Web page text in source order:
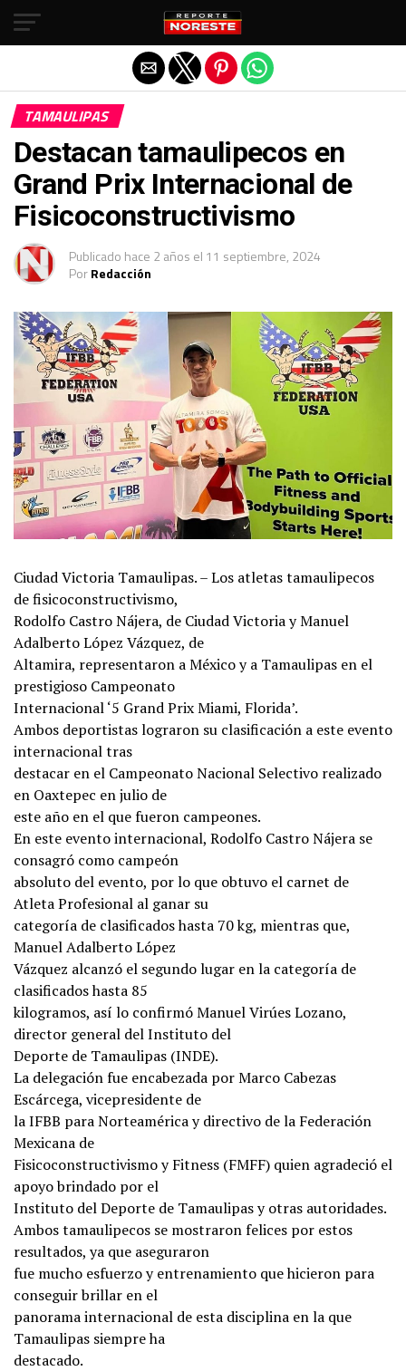
TAMAULIPAS
Destacan tamaulipecos en
Grand Prix Internacional de
Fisicoconstructivismo
Publicado hace 2 años el 11 septiembre, 2024
PorRedacción
Ciudad Victoria Tamaulipas. – Los atletas tamaulipecos
de fisicoconstructivismo,
Rodolfo Castro Nájera, de Ciudad Victoria y Manuel
Adalberto López Vázquez, de
Altamira, representaron a México y a Tamaulipas en el
prestigioso Campeonato
Internacional ‘5 Grand Prix Miami, Florida’.
Ambos deportistas lograron su clasificación a este evento
internacional tras
destacar en el Campeonato Nacional Selectivo realizado
en Oaxtepec en julio de
este año en el que fueron campeones.
En este evento internacional, Rodolfo Castro Nájera se
consagró como campeón
absoluto del evento, por lo que obtuvo el carnet de
Atleta Profesional al ganar su
categoría de clasificados hasta 70 kg, mientras que,
Manuel Adalberto López
Vázquez alcanzó el segundo lugar en la categoría de
clasificados hasta 85
kilogramos, así lo confirmó Manuel Virúes Lozano,
director general del Instituto del
Deporte de Tamaulipas (INDE).
La delegación fue encabezada por Marco Cabezas
Escárcega, vicepresidente de
la IFBB para Norteamérica y directivo de la Federación
Mexicana de
Fisicoconstructivismo y Fitness (FMFF) quien agradeció el
apoyo brindado por el
Instituto del Deporte de Tamaulipas y otras autoridades.
Ambos tamaulipecos se mostraron felices por estos
resultados, ya que aseguraron
fue mucho esfuerzo y entrenamiento que hicieron para
conseguir brillar en el
panorama internacional de esta disciplina en la que
Tamaulipas siempre ha
destacado.
Salir de la versión móvil